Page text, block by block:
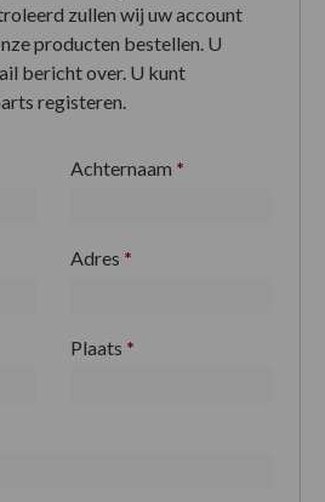
zullen wij uw account
producten bestellen. U
bericht over. U kunt
registeren.
Achternaam *
Adres *
Plaats *